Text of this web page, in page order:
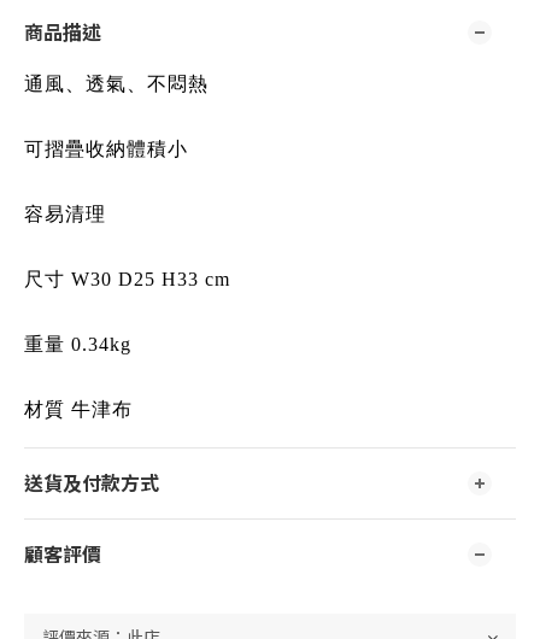
商品描述
通風、透氣、不悶熱
可摺疊收納體積小
容易清理
尺寸 W30 D25 H33 cm
重量 0.34kg
材質 牛津布
送貨及付款方式
顧客評價